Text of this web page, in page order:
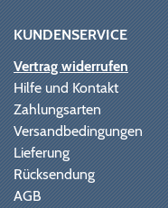
KUNDENSERVICE
Vertrag widerrufen
Hilfe und Kontakt
Zahlungsarten
Versandbedingungen
Lieferung
Rücksendung
AGB